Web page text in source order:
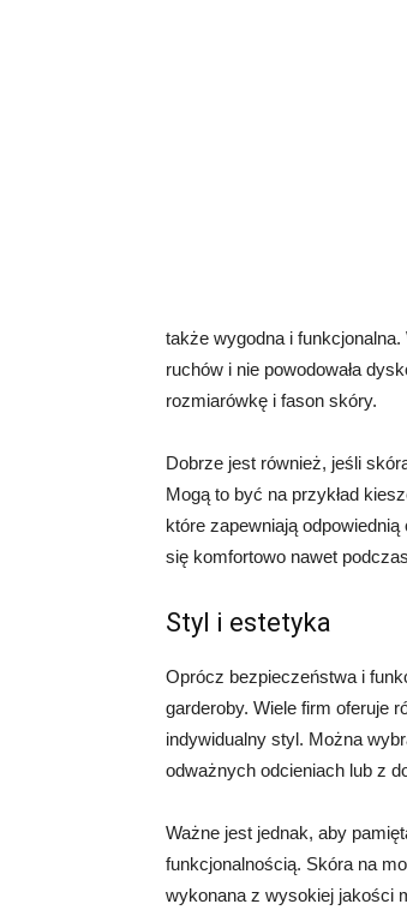
także wygodna i funkcjonalna.
ruchów i nie powodowała
rozmiarówkę i fason skóry.
Dobrze jest również, jeśli
Mogą to być na przykład
które zapewniają
się komfortowo nawet
Styl i estetyka
Oprócz bezpieczeństwa i
garderoby. Wiele firm oferuje
indywidualny styl. Można
odważnych odcieniach lub z
Ważne jest jednak, aby
funkcjonalnością. Skóra na
wykonana z wysokiej jakości